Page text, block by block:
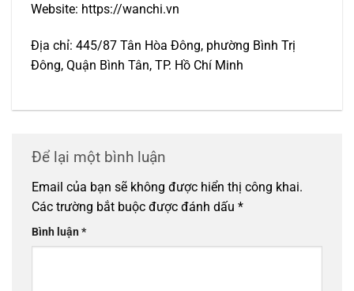
Website: https://wanchi.vn
Địa chỉ: 445/87 Tân Hòa Đông, phường Bình Trị
Đông, Quận Bình Tân, TP. Hồ Chí Minh
Để lại một bình luận
Email của bạn sẽ không được hiển thị công khai.
Các trường bắt buộc được đánh dấu *
Bình luận*